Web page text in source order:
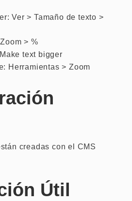
Ver > Tamaño de texto >
> %
text bigger
Herramientas > Zoom
creadas con el CMS
Útil